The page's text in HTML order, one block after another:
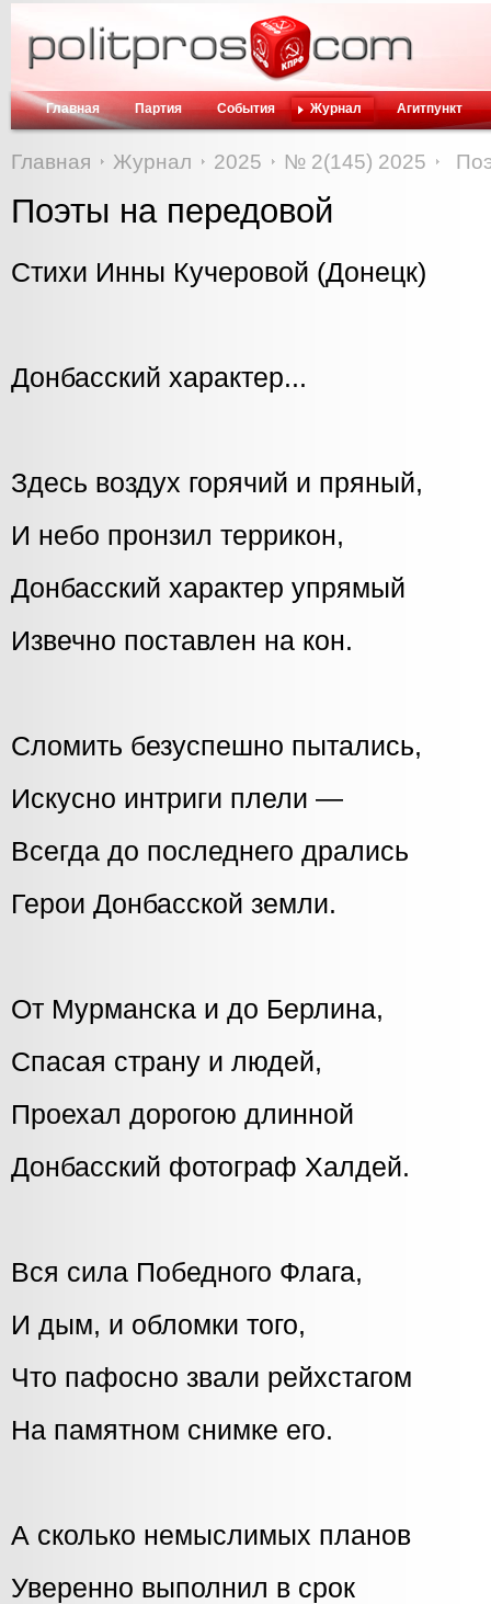
Главная Партия События Журнал Агитпункт
Главная Журнал 2025 № 2(145) 2025
Поэты на передовой
Стихи Инны Кучеровой (Донецк)
Донбасский характер...
Здесь воздух горячий и пряный,
И небо пронзил террикон,
Донбасский характер упрямый
Извечно поставлен на кон.
Сломить безуспешно пытались,
Искусно интриги плели —
Всегда до последнего дрались
Герои Донбасской земли.
От Мурманска и до Берлина,
Спасая страну и людей,
Проехал дорогою длинной
Донбасский фотограф Халдей.
Вся сила Победного Флага,
И дым, и обломки того,
Что пафосно звали рейхстагом
На памятном снимке его.
А сколько немыслимых планов
Уверенно выполнил в срок